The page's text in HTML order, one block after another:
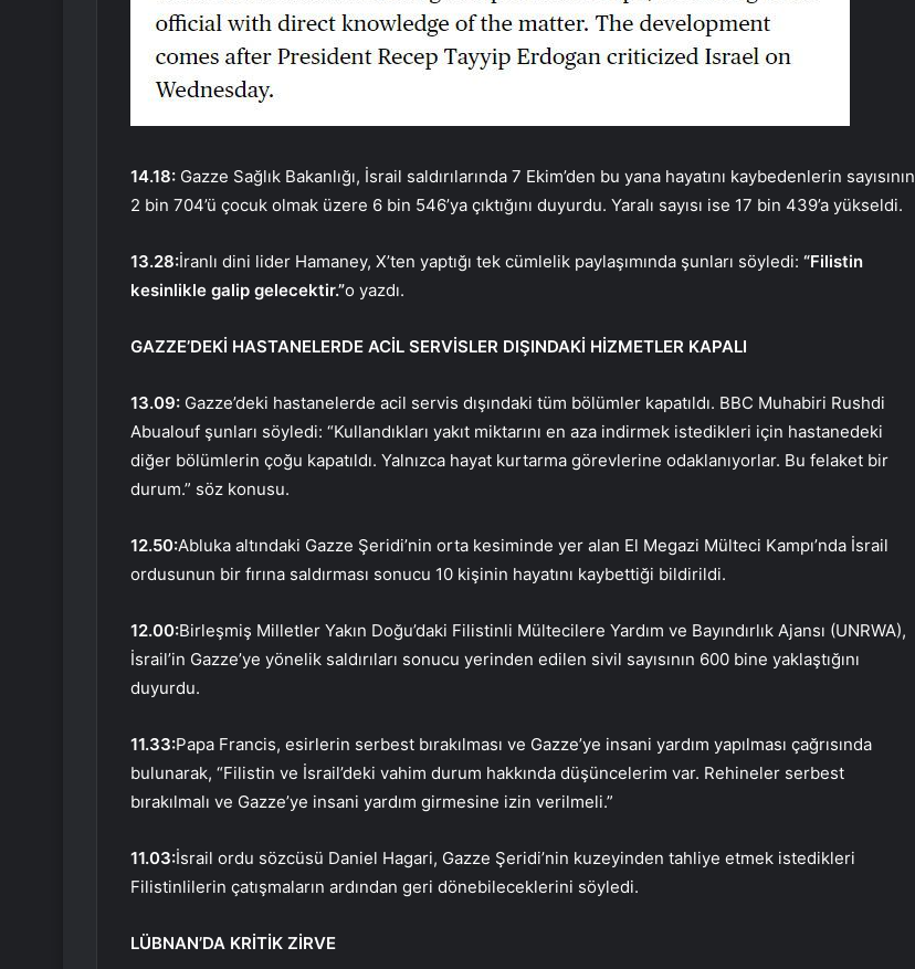
14.18: Gazze Sağlık Bakanlığı, İsrail saldırılarında 7 Ekim’den bu yana hayatını kaybedenlerin sayısının
2 bin 704’ü çocuk olmak üzere 6 bin 546’ya çıktığını duyurdu. Yaralı sayısı ise 17 bin 439’a yükseldi.
13.28:İranlı dini lider Hamaney, X’ten yaptığı tek cümlelik paylaşımında şunları söyledi: “Filistin
kesinlikle galip gelecektir.”o yazdı.
GAZZE’DEKİ HASTANELERDE ACİL SERVİSLER DIŞINDAKİ HİZMETLER KAPALI
13.09: Gazze’deki hastanelerde acil servis dışındaki tüm bölümler kapatıldı. BBC Muhabiri Rushdi
Abualouf şunları söyledi: “Kullandıkları yakıt miktarını en aza indirmek istedikleri için hastanedeki
diğer bölümlerin çoğu kapatıldı. Yalnızca hayat kurtarma görevlerine odaklanıyorlar. Bu felaket bir
durum.” söz konusu.
12.50:Abluka altındaki Gazze Şeridi’nin orta kesiminde yer alan El Megazi Mülteci Kampı’nda İsrail
ordusunun bir fırına saldırması sonucu 10 kişinin hayatını kaybettiği bildirildi.
12.00:Birleşmiş Milletler Yakın Doğu’daki Filistinli Mültecilere Yardım ve Bayındırlık Ajansı (UNRWA),
İsrail’in Gazze’ye yönelik saldırıları sonucu yerinden edilen sivil sayısının 600 bine yaklaştığını
duyurdu.
11.33:Papa Francis, esirlerin serbest bırakılması ve Gazze’ye insani yardım yapılması çağrısında
bulunarak, “Filistin ve İsrail’deki vahim durum hakkında düşüncelerim var. Rehineler serbest
bırakılmalı ve Gazze’ye insani yardım girmesine izin verilmeli.”
11.03:İsrail ordu sözcüsü Daniel Hagari, Gazze Şeridi’nin kuzeyinden tahliye etmek istedikleri
Filistinlilerin çatışmaların ardından geri dönebileceklerini söyledi.
LÜBNAN’DA KRİTİK ZİRVE